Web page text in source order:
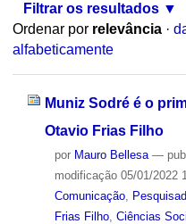
Filtrar os resultados
Ordenar por relevância ·
alfabeticamente
Muniz Sodré é o
Otavio Frias Filho
por Mauro Bellesa —
modificação05/01/2022
Comunicação,
Frias Filho, Ciências